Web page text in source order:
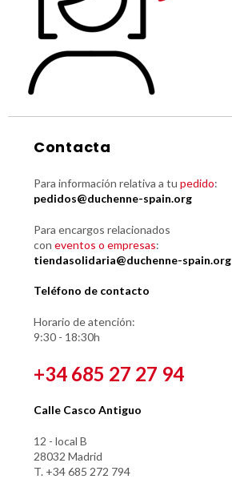
Contacta
Para información relativa a tu pedido:
pedidos@duchenne-spain.org
Para encargos relacionados
con eventos o empresas:
tiendasolidaria@duchenne-spain.org
Teléfono de contacto
Horario de atención:
9:30 - 18:30h
+34 685 27 27 94
Calle Casco Antiguo
12 - local B
28032 Madrid
T. +34 685 272 794